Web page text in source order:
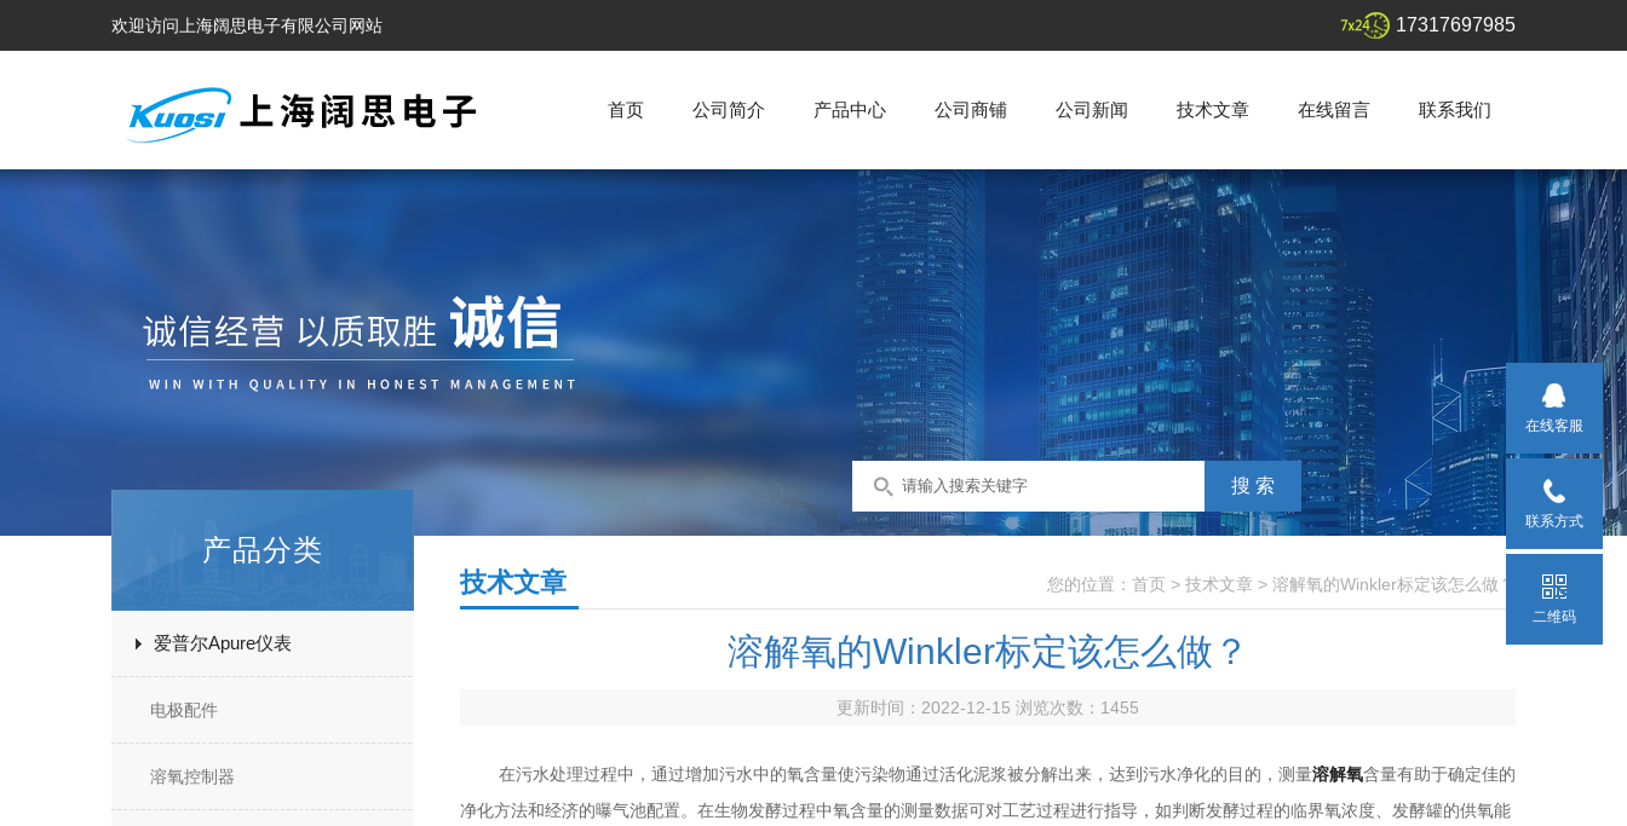
欢迎访问上海阔思电子有限公司网站 17317697985
首页 公司简介 产品中心 公司商铺 公司新闻 技术文章 在线留言 联系我们
产品分类
爱普尔Apure仪表
电极配件
溶氧控制器
您的位置： 首页 > 技术文章 > 溶解氧的Winkler标定该怎么做？
技术文章
溶解氧的Winkler标定该怎么做？
更新时间：2022-12-15 浏览次数： 1455
在污水处理过程中，通过增加污水中的氧含量使污染物通过活化泥浆被分解出来，达到污水净化的目的，测量溶解氧含量有助于确定佳的
净化方法和经济的曝气池配置。在生物发酵过程中氧含量的测量数据可对工艺过程进行指导，如判断发酵过程的临界氧浓度、发酵罐的供氧能
在线客服
联系方式
二维码